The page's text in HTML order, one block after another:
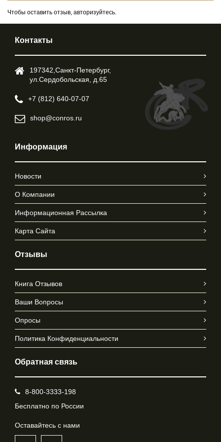
Чтобы оставить отзыв, авторизуйтесь.
Контакты
197342,Cанкт-Петербург,
ул.Cердобольская, д.65
+7 (812) 640-07-07
shop@conros.ru
Информация
Новости
О Компании
Информационная Рассылка
Карта Сайта
Отзывы
Книга Отзывов
Ваши Вопросы
Опросы
Политика Конфиденциальности
Обратная связь
8-800-3333-198
Бесплатно по России
Оставайтесь с нами